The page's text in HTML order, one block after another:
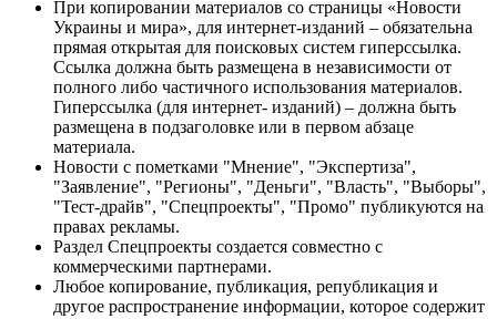
При копировании материалов со страницы «Новости
Украины и мира», для интернет-изданий – обязательна
прямая открытая для поисковых систем гиперссылка.
Ссылка должна быть размещена в независимости от
полного либо частичного использования материалов.
Гиперссылка (для интернет- изданий) – должна быть
размещена в подзаголовке или в первом абзаце
материала.
Новости с пометками "Мнение", "Экспертиза",
"Заявление", "Регионы", "Деньги", "Власть", "Выборы",
"Тест-драйв", "Спецпроекты", "Промо" публикуются на
правах рекламы.
Раздел Спецпроекты создается совместно с
коммерческими партнерами.
Любое копирование, публикация, републикация и
другое распространение информации, которое содержит